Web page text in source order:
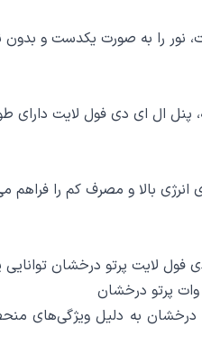
نور را به صورت یکدست و
پنل ال ای دی فول لایت
فول لایت 30 وات پرتو درخشان به